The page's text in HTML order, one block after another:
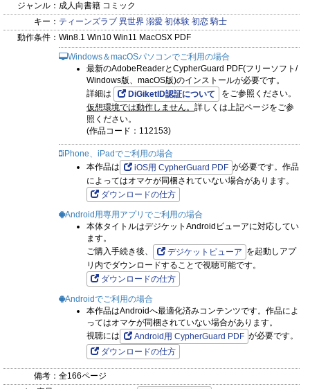
ジャンル： 成人向書籍 コミック
キー： ティーンズラブ 異世界 溺愛 初体験 初恋 騎士
動作条件： Win8.1 Win10 Win11 MacOSX PDF
Windows＆macOSパソコンでご利用の場合
最新のAdobeReaderとCypherGuard PDF(フリーソフト/
Windows版、macOS版)のインストールが必要です。
詳細は
DiGiketID認証について
をご参照ください。
仮想環境では動作しません。 詳しくは上記ページをご参
照ください。
(作品コード：112153)
iPhone、iPadでご利用の場合
本作品は
iOS用 CypherGuard PDF が必要です。作品
によってはオマケが同梱されていない場合があります。
ダウンロードの仕方
Android用専用アプリでご利用の場合
本体タイトルはデジケットAndroidビューアに対応してい
ます。
ご購入手続き後、
デジケットビューア を起動しアプ
リ内でダウンロードすることで視聴可能です。
ダウンロードの仕方
Androidでご利用の場合
本作品はAndroidへ最適化済みコンテンツです。作品によ
ってはオマケが同梱されていない場合があります。
視聴には
Android用 CypherGuard PDF が必要です。
ダウンロードの仕方
備考： 全166ページ